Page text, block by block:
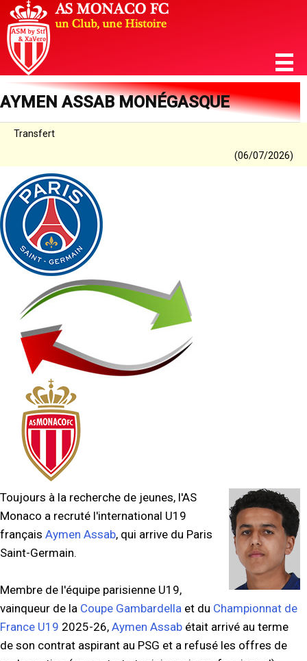
AYMEN ASSAB MONÉGASQUE
Transfert
(06/07/2026)
Toujours à la recherche de jeunes, l'AS
Monaco a recruté l'international U19
français Aymen Assab, qui arrive du Paris
Saint-Germain.
Membre de l'équipe parisienne U19,
vainqueur de la Coupe Gambardella et du Championnat de
France U19 2025-26, Aymen Assab était arrivé au terme
de son contrat aspirant au PSG et a refusé les offres de